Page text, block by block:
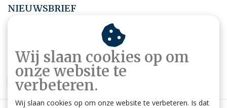
NIEUWSBRIEF
Abonneer je op onze nieuwsbrief om op de hoogte te blijven.
ABONNEER
Wij slaan cookies op om
onze website te
verbeteren.
Wij slaan cookies op om onze website te verbeteren. Is dat